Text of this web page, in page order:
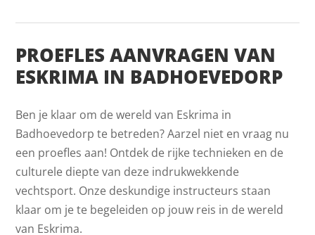
PROEFLES AANVRAGEN VAN
ESKRIMA IN BADHOEVEDORP
Ben je klaar om de wereld van Eskrima in
Badhoevedorp te betreden? Aarzel niet en vraag nu
een proefles aan! Ontdek de rijke technieken en de
culturele diepte van deze indrukwekkende
vechtsport. Onze deskundige instructeurs staan
klaar om je te begeleiden op jouw reis in de wereld
van Eskrima.